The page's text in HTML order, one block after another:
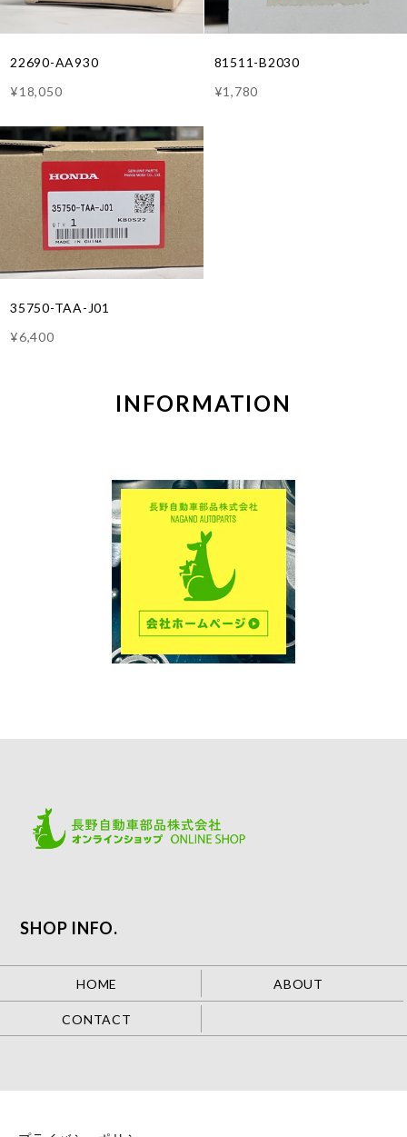
22690-AA930
¥18,050
81511-B2030
¥1,780
35750-TAA-J01
¥6,400
INFORMATION
SHOP INFO.
HOME ABOUT
CONTACT